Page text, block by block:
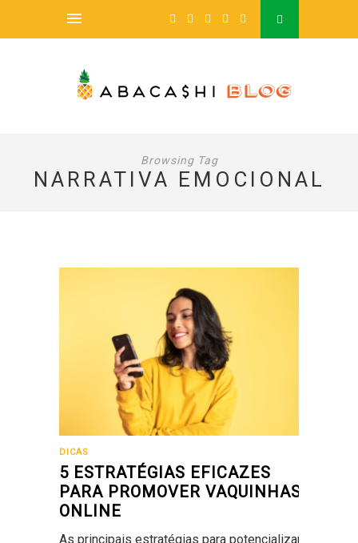
Browsing Tag
NARRATIVA EMOCIONAL
DICAS
5 ESTRATÉGIAS EFICAZES
PARA PROMOVER VAQUINHAS
ONLINE
As principais estratégias para potencializar a